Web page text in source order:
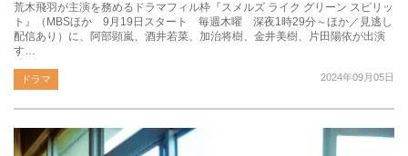
荒木飛羽が主演を務めるドラマフィル枠『スメルズ ライク グリーン スピリッ
ト』（MBSほか 9月19日スタート 毎週木曜 深夜1時29分～ほか／見逃し
配信あり）に、阿部顕嵐、酒井若菜、加治将樹、金井美樹、片田陽依が出演
す…
2024年09月05日
ドラマ